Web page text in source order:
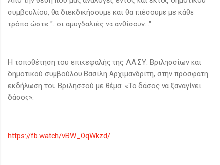
συμβουλίου, θα διεκδικήσουμε και θα πιέσουμε με κάθε
τρόπο ώστε "...οι αμυγδαλιές να ανθίσουν...".
Η τοποθέτηση του επικεφαλής της ΛΑ.ΣΥ. Βριλησσίων και
δημοτικού συμβούλου Βασίλη Αρχιμανδρίτη, στην πρόσφατη
εκδήλωση του Βριλησσού με θέμα: «Το δάσος να ξαναγίνει
δάσος».
https://fb.watch/vBW_OqWkzd/